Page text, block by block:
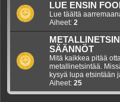
LUE ENSIN
Lue täältä
Aiheet: 2
SÄÄNNÖT
Mitä kaikkea pitää
metallinetsintää.
kysyä lupa etsintään
Aiheet: 25